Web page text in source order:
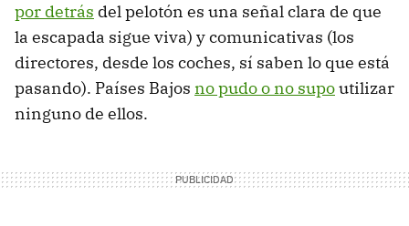
por detrás del pelotón es una señal clara de que
la escapada sigue viva) y comunicativas (los
directores, desde los coches, sí saben lo que está
pasando). Países Bajos no pudo o no supoutilizar
ninguno de ellos.